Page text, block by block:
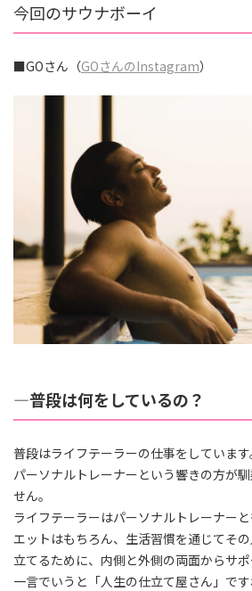
今回のサウナボーイ
■GOさん（GOさんのInstagram）
―普段は何をしているの？
普段はライフテーラーの仕事をしています
パーソナルトレーナーという響きの方が
せん。
ライフテーラーはパーソナルトレーナー
エットはもちろん、生活習慣を通じてそ
立てるために、内側と外側の両面からサポ
一言でいうと「人生の仕立て屋さん」です